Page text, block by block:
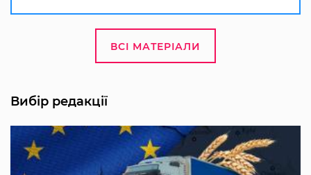
ВСІ МАТЕРІАЛИ
Вибір редакції